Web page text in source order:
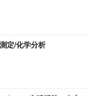
定/化学分析